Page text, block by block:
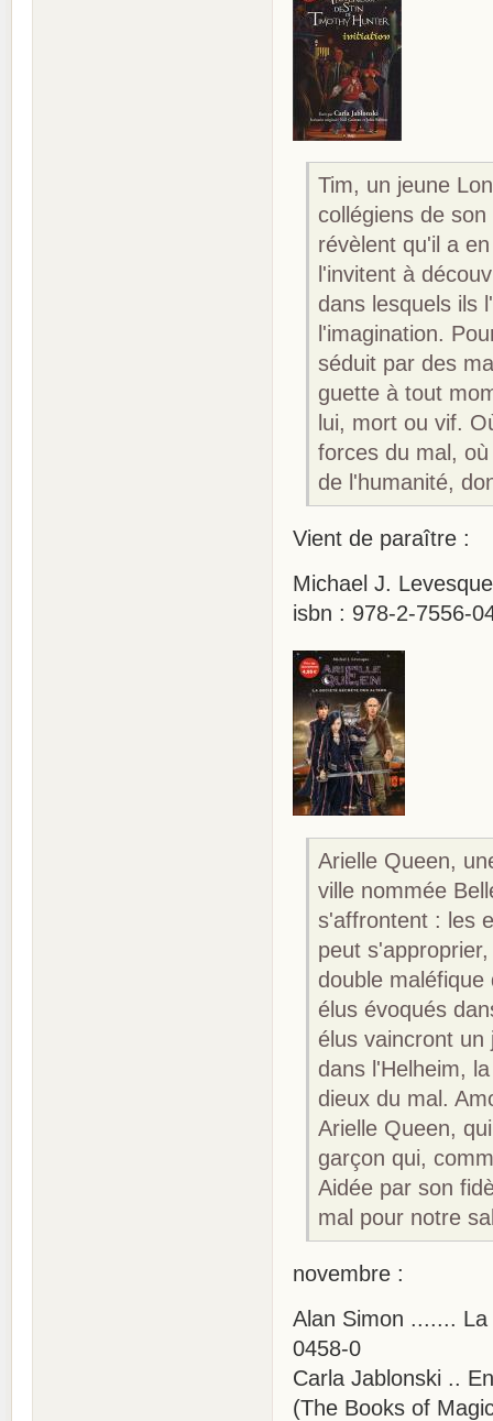
Tim, un jeune
collégiens de
révèlent qu'il a
l'invitent à
dans lesquels ils
l'imagination.
séduit par des
guette à tout
lui, mort ou vif.
forces du mal,
de l'humanité,
Vient de paraître :
Michael J.
isbn : 978-2-7556-
Arielle Queen,
ville nommée
s'affrontent : les
peut
double
élus évoqués
élus vaincront
dans l'Helheim,
dieux du mal.
Arielle Queen,
garçon qui,
Aidée par son
mal pour notre
novembre :
Alan Simon .......
0458-0
Carla Jablonski ..
(The Books of